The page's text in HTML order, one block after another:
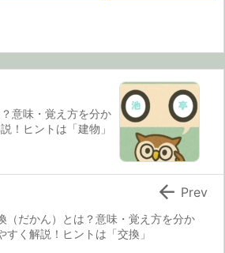
意味・覚え方を分か
！ヒントは「建物」
（だかん）とは？意味・覚え方を分か
すく解説！ヒントは「交換」
 Prev